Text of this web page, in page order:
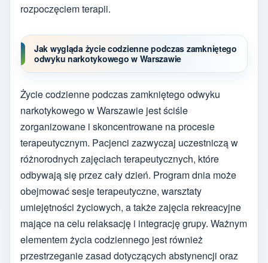
rozpoczęciem terapii.
Jak wygląda życie codzienne podczas zamkniętego
odwyku narkotykowego w Warszawie
Życie codzienne podczas zamkniętego odwyku
narkotykowego w Warszawie jest ściśle
zorganizowane i skoncentrowane na procesie
terapeutycznym. Pacjenci zazwyczaj uczestniczą w
różnorodnych zajęciach terapeutycznych, które
odbywają się przez cały dzień. Program dnia może
obejmować sesje terapeutyczne, warsztaty
umiejętności życiowych, a także zajęcia rekreacyjne
mające na celu relaksację i integrację grupy. Ważnym
elementem życia codziennego jest również
przestrzeganie zasad dotyczących abstynencji oraz